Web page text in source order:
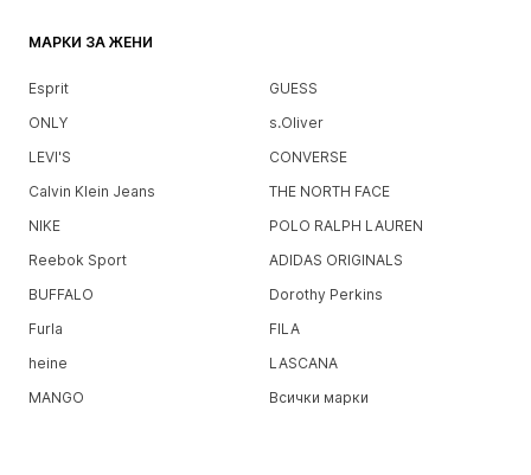
МАРКИ ЗА ЖЕНИ
Esprit
GUESS
ONLY
s.Oliver
LEVI'S
CONVERSE
Calvin Klein Jeans
THE NORTH FACE
NIKE
POLO RALPH LAUREN
Reebok Sport
ADIDAS ORIGINALS
BUFFALO
Dorothy Perkins
Furla
FILA
heine
LASCANA
MANGO
Всички марки